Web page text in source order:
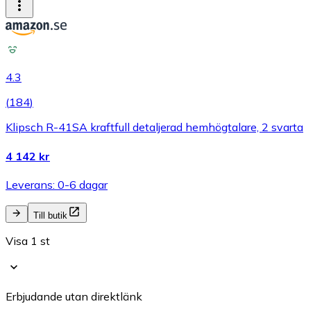
4.3
(184)
Klipsch R-41SA kraftfull detaljerad hemhögtalare, 2 svarta
4 142 kr
Leverans: 0-6 dagar
Till butik
Visa 1 st
Erbjudande utan direktlänk